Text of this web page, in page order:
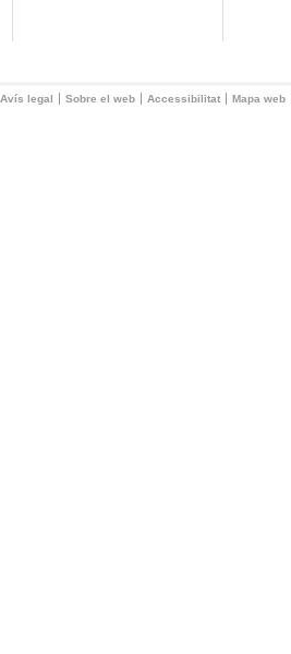
Avís legal Sobre el web Accessibilitat Mapa web